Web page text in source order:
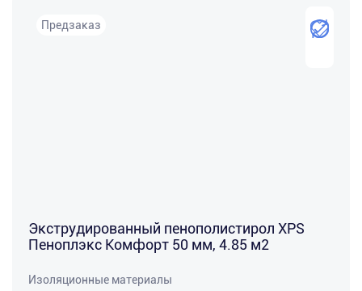
Предзаказ
Экструдированный пенополистирол XPS
Пеноплэкс Комфорт 50 мм, 4.85 м2
Изоляционные материалы